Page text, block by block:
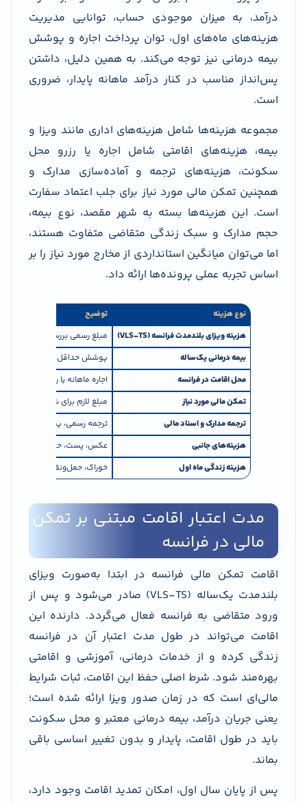
درآمد، به میزان موجودی حساب، توانایی مدیریت
هزینه‌های ماه‌های اول، توان پرداخت اجاره و پوشش
بیمه درمانی نیز توجه می‌کند. به همین دلیل، داشتن
پس‌انداز مناسب در کنار درآمد ماهانه پایدار، ضروری
است.
مجموعه هزینه‌ها شامل هزینه‌های اداری مانند ویزا و
بیمه، هزینه‌های اقامتی شامل اجاره یا رزرو محل
سکونت، هزینه‌های ترجمه و آماده‌سازی مدارک و
همچنین تمکن مالی مورد نیاز برای جلب اعتماد سفارت
است. این هزینه‌ها بسته به شهر مقصد، نوع بیمه،
حجم مدارک و سبک زندگی متقاضی متفاوت هستند،
اما می‌توان میانگین استانداردی از مخارج مورد نیاز را بر
اساس تجربه عملی پرونده‌ها ارائه داد.
نوع هزینه
توضیح
هزینه ویزای بلندمدت فرانسه (VLS-TS)
مبلغ رسمی بررسی درخواست
بیمه درمانی یک‌ساله
پوشش حداقل ۳۰,۰۰۰ یورو
محل اقامت در فرانسه
اجاره ماهانه یا رزرو بلندمدت
تمکن مالی مورد نیاز
مبلغ لازم برای شروع زندگی
ترجمه مدارک و اسناد مالی
ترجمه رسمی، پرینت حساب،
هزینه‌های جانبی
عکس، پست، حمل‌ونقل، رزرو
هزینه زندگی ماه اول
خوراک، حمل‌ونقل، اینترنت،
مدت اعتبار اقامت مبتنی بر تمکن
مالی در فرانسه
اقامت تمکن مالی فرانسه در ابتدا به‌صورت ویزای
بلندمدت یک‌ساله (VLS-TS) صادر می‌شود و پس از
ورود متقاضی به فرانسه فعال می‌گردد. دارنده این
اقامت می‌تواند در طول مدت اعتبار آن در فرانسه
زندگی کرده و از خدمات درمانی، آموزشی و اقامتی
بهره‌مند شود. شرط اصلی حفظ این اقامت، ثبات شرایط
مالی‌ای است که در زمان صدور ویزا ارائه شده است؛
یعنی جریان درآمد، بیمه درمانی معتبر و محل سکونت
باید در طول اقامت، پایدار و بدون تغییر اساسی باقی
بماند.
پس از پایان سال اول، امکان تمدید اقامت وجود دارد،